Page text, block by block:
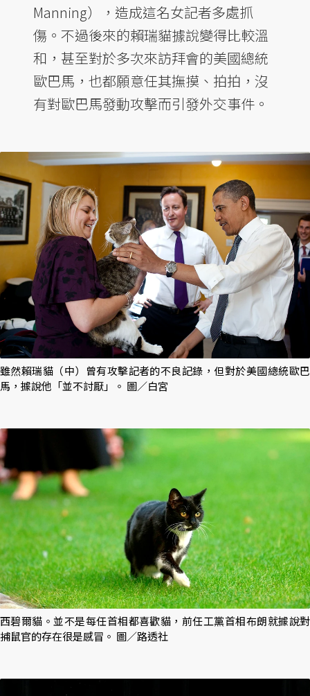
Manning），造成這名女記者多處抓
傷。不過後來的賴瑞貓據說變得比較溫
和，甚至對於多次來訪拜會的美國總統
歐巴馬，也都願意任其撫摸、拍拍，沒
有對歐巴馬發動攻擊而引發外交事件。
雖然賴瑞貓（中）曾有攻擊記者的不良記錄，但對於美國總統歐巴
馬，據說他「並不討厭」。 圖／白宮
西碧爾貓。並不是每任首相都喜歡貓，前任工黨首相布朗就據說對
捕鼠官的存在很是感冒。 圖／路透社